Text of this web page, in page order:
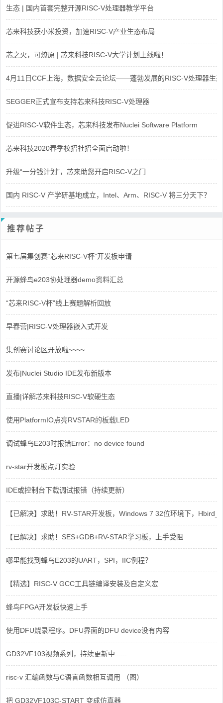
生态 | 国内首套完整开源RISC-V处理器教学平台
芯来科技获小米投资，加速RISC-V产业生态布局
芯之火，可燎原 | 芯来科技RISC-V大学计划上线啦！
4月11日CCF上海，数据安全云论坛——蓬勃发展的RISC-V处理器生态
SEGGER正式宣布支持芯来科技RISC-V处理器
促进RISC-V软件生态，芯来科技发布Nuclei Software Platform
芯来科技2020春季校招社招全面启动啦！
升级“一分钱计划”，芯来助您开启RISC-V之门
国内 RISC-V 产学研基地成立，Intel、Arm、RISC-V 将三分天下？
推荐帖子
第七届集创赛“芯来RISC-V杯”开发板申请
开源蜂鸟e203协处理器demo资料汇总
“芯来RISC-V杯”线上赛题解析回放
早春营|RISC-V处理器嵌入式开发
集创赛讨论区开放啦~~~~
发布|Nuclei Studio IDE发布新版本
直播|详解芯来科技RISC-V软硬生态
使用PlatformIO点亮RVSTAR的板载LED
调试蜂鸟E203时报错Error：no device found
rv-star开发板点灯实验
IDE或控制台下载调试报错（持续更新）
【已解决】求助！RV-STAR开发板，Windows 7 32位环境下，
【已解决】求助！SES+GDB+RV-STAR学习板，上手受阻
哪里能找到蜂鸟E203的UART，SPI，IIC例程？
【精选】RISC-V GCC工具链编译安装及自定义宏
蜂鸟FPGA开发板快速上手
使用DFU烧录程序。DFU界面的DFU device没有内容
GD32VF103视频系列，持续更新中......
risc-v 汇编函数与C语言函数相互调用 （图）
把 GD32VF103C-START 变成仿真器